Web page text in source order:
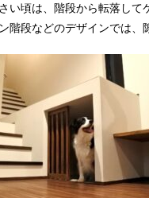
い頃は、階段から転落し
階段などのデザインでは、